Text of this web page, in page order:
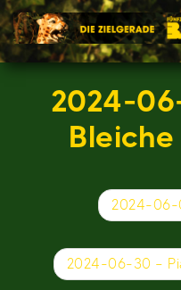
Skip
to
content
2024-
2024-06-
2024-06-30 –